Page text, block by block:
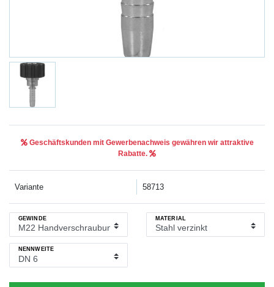
Geschäftskunden mit Gewerbenachweis gewähren wir attraktive
Rabatte.
Variante 58713
GEWINDE MATERIAL
NENNWEITE